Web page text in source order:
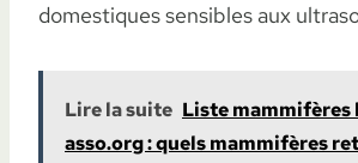
domestiques sensibles aux
Lire la suite Liste mammifères
asso.org : quels mammifères